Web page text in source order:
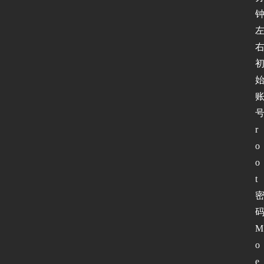
钟
左
右
初
始
账
号
r
o
o
t
密
码
M
o
e